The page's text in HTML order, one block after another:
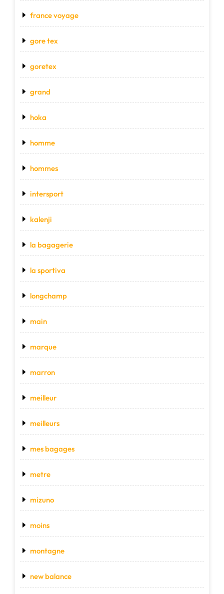
france voyage
gore tex
goretex
grand
hoka
homme
hommes
intersport
kalenji
la bagagerie
la sportiva
longchamp
main
marque
marron
meilleur
meilleurs
mes bagages
metre
mizuno
moins
montagne
new balance